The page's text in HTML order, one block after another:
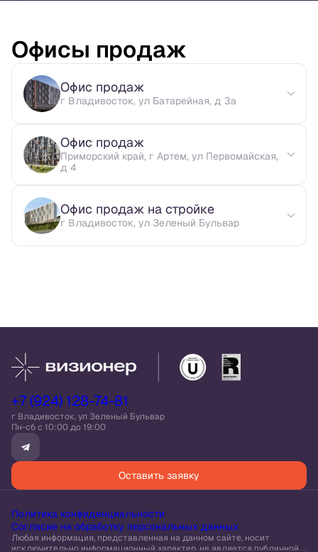
Офисы продаж
Офис продаж
г Владивосток, ул Батарейная, д 3а
Офис продаж
Приморский край, г Артем, ул Первомайская,
д 4
Офис продаж на стройке
г Владивосток, ул Зеленый Бульвар
+7 (924) 128-74-81
г Владивосток, ул Зеленый Бульвар
Пн-сб c 10:00 до 19:00
Оставить заявку
Политика конфиденциальности
Согласие на обработку персональных данных
Любая информация, представленная на данном сайте, носит
исключительно информационный характер, не является публичной